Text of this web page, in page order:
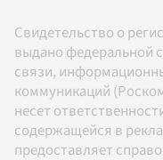
Свидетельство о
выдано федеральной
связи,
коммуникаций
несет
содержащейся в
предоставляет